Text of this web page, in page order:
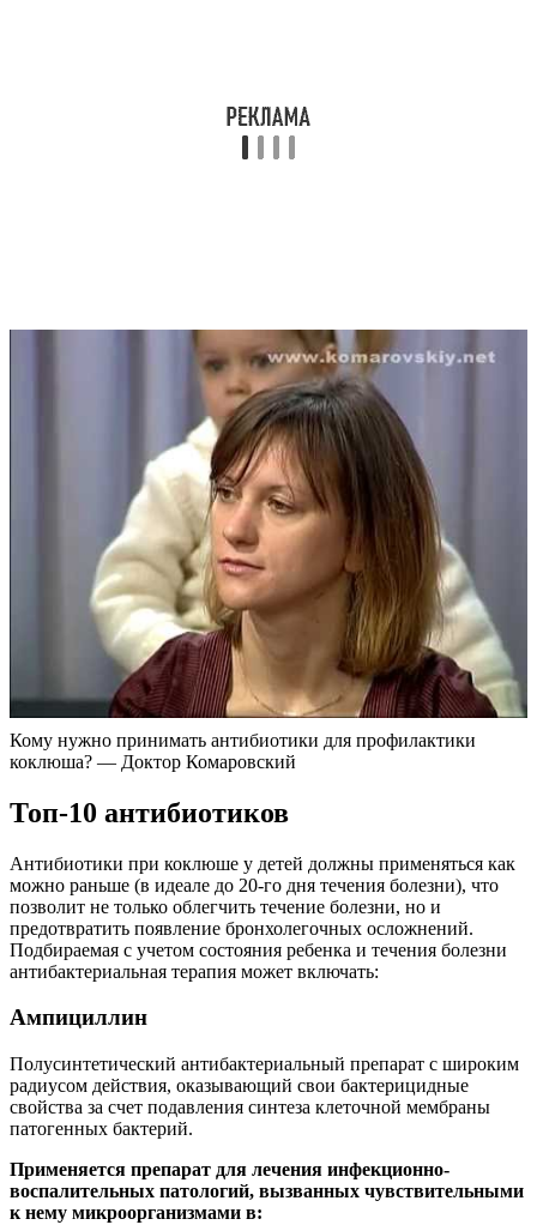
Кому нужно принимать антибиотики для профилактики
коклюша? — Доктор Комаровский
Топ-10 антибиотиков
Антибиотики при коклюше у детей должны применяться как
можно раньше (в идеале до 20-го дня течения болезни), что
позволит не только облегчить течение болезни, но и
предотвратить появление бронхолегочных осложнений.
Подбираемая с учетом состояния ребенка и течения болезни
антибактериальная терапия может включать:
Ампициллин
Полусинтетический антибактериальный препарат с широким
радиусом действия, оказывающий свои бактерицидные
свойства за счет подавления синтеза клеточной мембраны
патогенных бактерий.
Применяется препарат для лечения инфекционно-
воспалительных патологий, вызванных чувствительными
к нему микроорганизмами в: